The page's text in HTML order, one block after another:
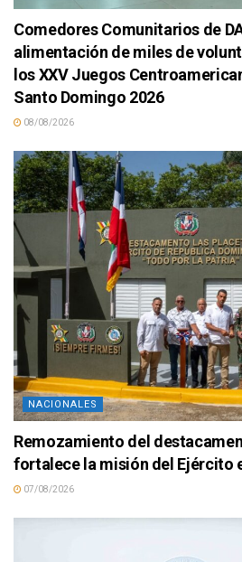
Comedores Comunitarios de
alimentación de miles de
los XXV Juegos
Santo Domingo 2026
08/08/2026
NACIONALES
Remozamiento del
fortalece la misión del Ejército
07/08/2026